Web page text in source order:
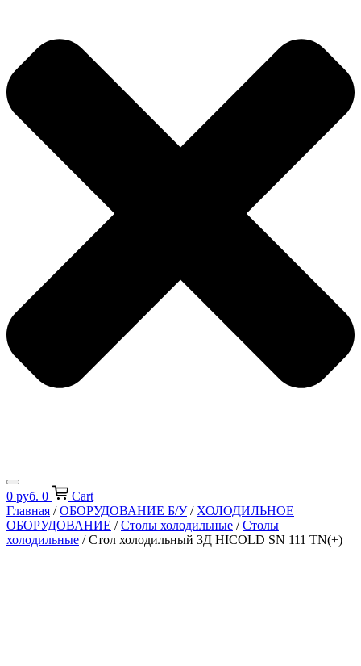
0 руб. 0
Cart
Главная /ОБОРУДОВАНИЕ Б/У/ ХОЛОДИЛЬНОЕ
ОБОРУДОВАНИЕ /Столы холодильные /Столы
холодильные / Стол холодильный 3Д HICOLD SN 111 TN(+)